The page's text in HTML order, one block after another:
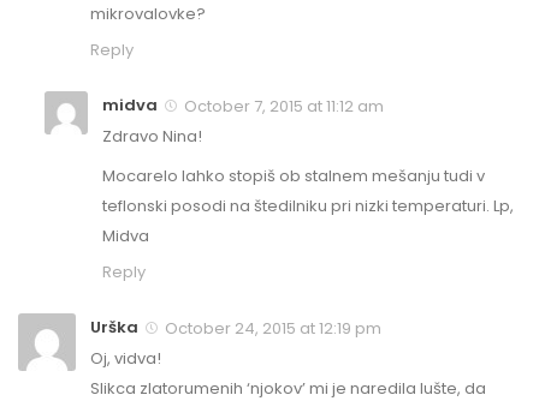
mikrovalovke?
Reply
midva
October 7, 2015 at 11:12 am
Zdravo Nina!
Mocarelo lahko stopiš ob stalnem mešanju tudi v
teflonski posodi na štedilniku pri nizki temperaturi. Lp,
Midva
Reply
Urška
October 24, 2015 at 12:19 pm
Oj, vidva!
Slikca zlatorumenih ‘njokov’ mi je naredila lušte, da